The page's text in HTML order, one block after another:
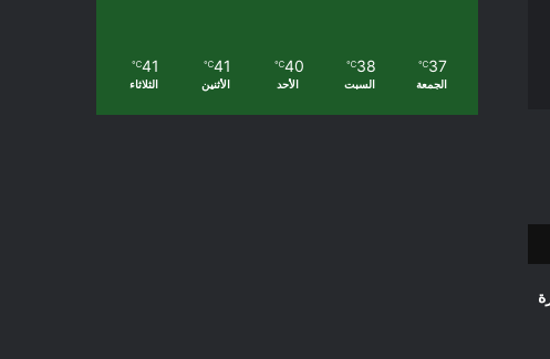
37
℃
الجمعة
38
℃
السبت
40
℃
الأحد
41
℃
الأثنين
41
℃
الثلاثاء